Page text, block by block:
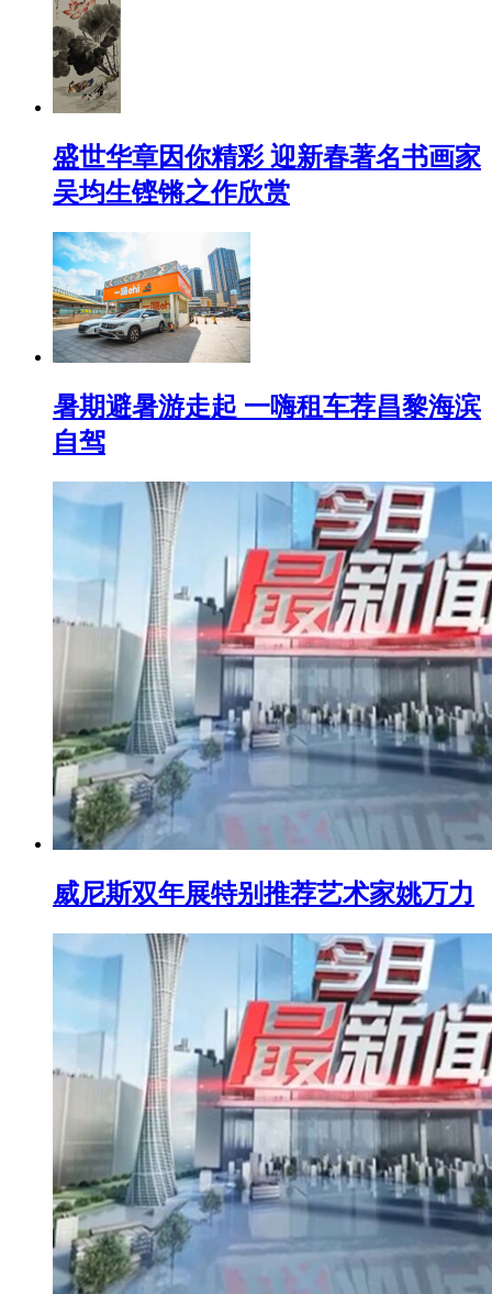
盛世华章因你精彩 迎新春著名书画家
吴均生铿锵之作欣赏
暑期避暑游走起 一嗨租车荐昌黎海滨
自驾
威尼斯双年展特别推荐艺术家姚万力